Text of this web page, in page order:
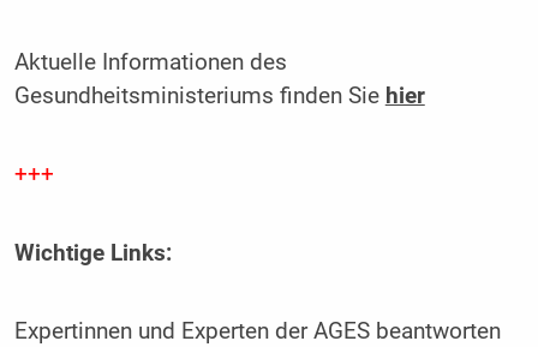
Aktuelle Informationen des
Gesundheitsministeriums finden Sie hier
+++
Wichtige Links:
Expertinnen und Experten der AGES beantworten